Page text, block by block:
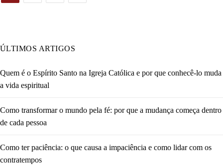
ÚLTIMOS ARTIGOS
Quem é o Espírito Santo na Igreja Católica e por que conhecê-lo muda
a vida espiritual
Como transformar o mundo pela fé: por que a mudança começa dentro
de cada pessoa
Como ter paciência: o que causa a impaciência e como lidar com os
contratempos